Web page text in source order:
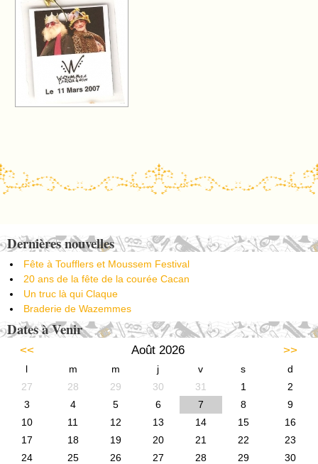
Post navigation
Dernières nouvelles
Fête à Toufflers et Moussem Festival
20 ans de la fête de la courée Cacan
Un truc là qui Claque
Braderie de Wazemmes
Dates à Venir
<< Août 2026 >>
l m m j v s
d
27
28 29 30 31 1
2
3
4 5 6 7 8
9
10
11 12 13 14 15
16
17
18 19 20 21 22
23
24
25 26 27 28 29
30